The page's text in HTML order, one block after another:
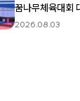
꿈나무체육대회
2026.08.03